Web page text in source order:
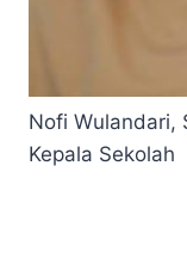
Nofi Wulandari,
Kepala Sekolah